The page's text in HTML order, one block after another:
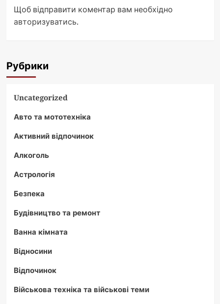
Щоб відправити коментар вам необхідно
авторизуватись.
Рубрики
Uncategorized
Авто та мототехніка
Активний відпочинок
Алкоголь
Астрологія
Безпека
Будівництво та ремонт
Ванна кімната
Відносини
Відпочинок
Військова техніка та військові теми